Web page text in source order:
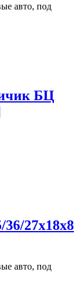
авто, под
БЦ
27x18x8
авто, под